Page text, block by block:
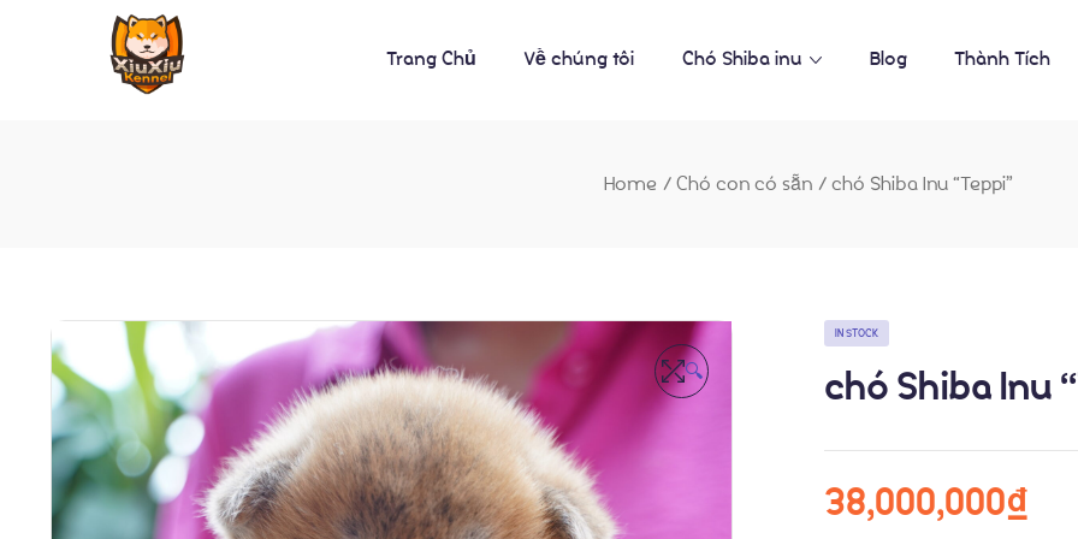
Trang Chủ Về chúng tôi Chó Shiba inu Blog Thành Tích
Home / Chó con có sẵn / chó Shiba Inu “Teppi”
🔍
IN STOCK
chó Shiba Inu
38,000,000₫